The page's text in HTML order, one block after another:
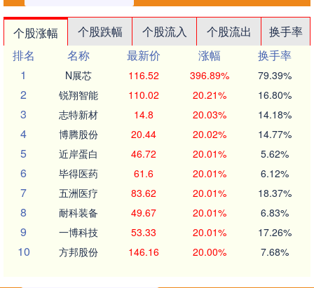
个股涨幅 个股跌幅 个股流入 个股流出
换手率
排名
名称 最新价 涨幅
换手率
1
N展芯 116.52 396.89% 79.39%
2 锐翔智能 110.02 20.21% 16.80%
3 志特新材 14.8 20.03% 14.18%
4 博腾股份 20.44 20.02% 14.77%
5 近岸蛋白 46.72 20.01% 5.62%
6 毕得医药 61.6 20.01% 6.12%
7 五洲医疗 83.62 20.01% 18.37%
8 耐科装备 49.67 20.01% 6.83%
9 一博科技 53.33 20.01% 17.26%
10 方邦股份 146.16 20.00% 7.68%